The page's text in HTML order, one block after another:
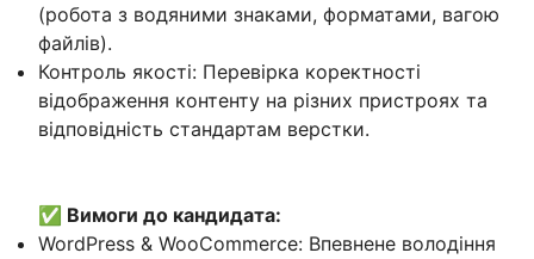
(робота з водяними знаками, форматами, вагою
файлів).
Контроль якості: Перевірка коректності
відображення контенту на різних пристроях та
відповідність стандартам верстки.
✅ Вимоги до кандидата:
WordPress & WooCommerce: Впевнене володіння